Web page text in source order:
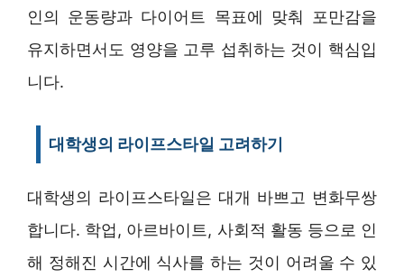
인의 운동량과 다이어트 목표에 맞춰 포만감을
유지하면서도 영양을 고루 섭취하는 것이 핵심입
니다.
대학생의 라이프스타일 고려하기
대학생의 라이프스타일은 대개 바쁘고 변화무쌍
합니다. 학업, 아르바이트, 사회적 활동 등으로 인
해 정해진 시간에 식사를 하는 것이 어려울 수 있